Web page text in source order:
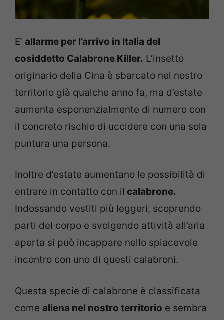
E’ allarme per l’arrivo in Italia del
cosiddetto Calabrone Killer. L’insetto
originario della Cina è sbarcato nel nostro
territorio già qualche anno fa, ma d’estate
aumenta esponenzialmente di numero con
il concreto rischio di uccidere con una sola
puntura una persona.
Inoltre d’estate aumentano le possibilità di
entrare in contatto con il calabrone.
Indossando vestiti più leggeri, scoprendo
parti del corpo e svolgendo attività all’aria
aperta si può incappare nello spiacevole
incontro con uno di questi calabroni.
Questa specie di calabrone è classificata
come aliena nel nostro territorio e sembra